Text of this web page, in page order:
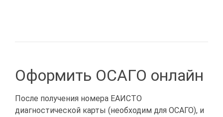
Оформить ОСАГО онлайн
После получения номера ЕАИСТО
диагностической карты (необходим для ОСАГО), и